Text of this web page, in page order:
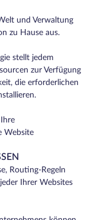
und Verwaltung
zu Hause aus.
stellt jedem
zur Verfügung
die erforderlichen
Website
Routing-Regeln
Ihrer Websites